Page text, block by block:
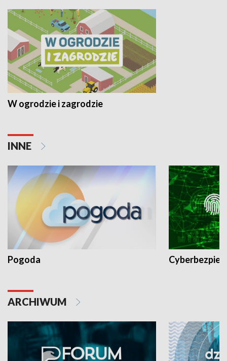
W ogrodzie i zagrodzie
INNE
Pogoda
ARCHIWUM